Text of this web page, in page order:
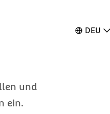
DEU
und
ein.